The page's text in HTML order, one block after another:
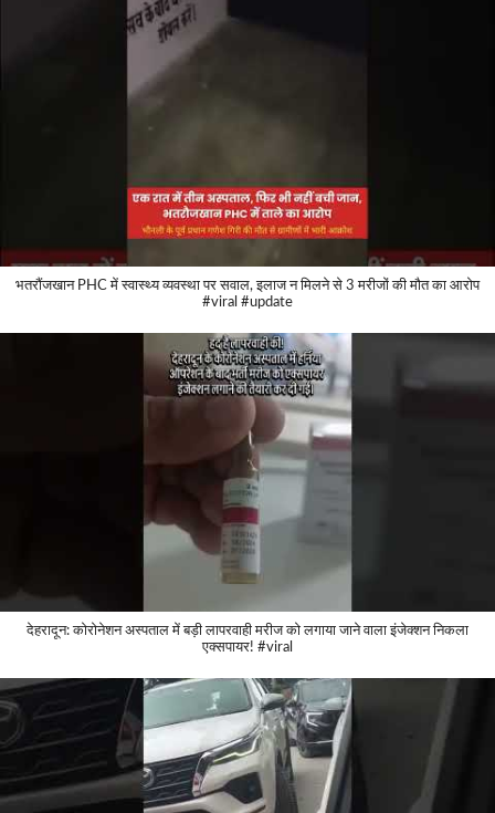
भतरौंजखान PHC में स्वास्थ्य व्यवस्था पर सवाल, इलाज न मिलने से 3 मरीजों की मौत का आरोप
#viral #update
देहरादून: कोरोनेशन अस्पताल में बड़ी लापरवाही मरीज को लगाया जाने वाला इंजेक्शन निकला
एक्सपायर! #viral